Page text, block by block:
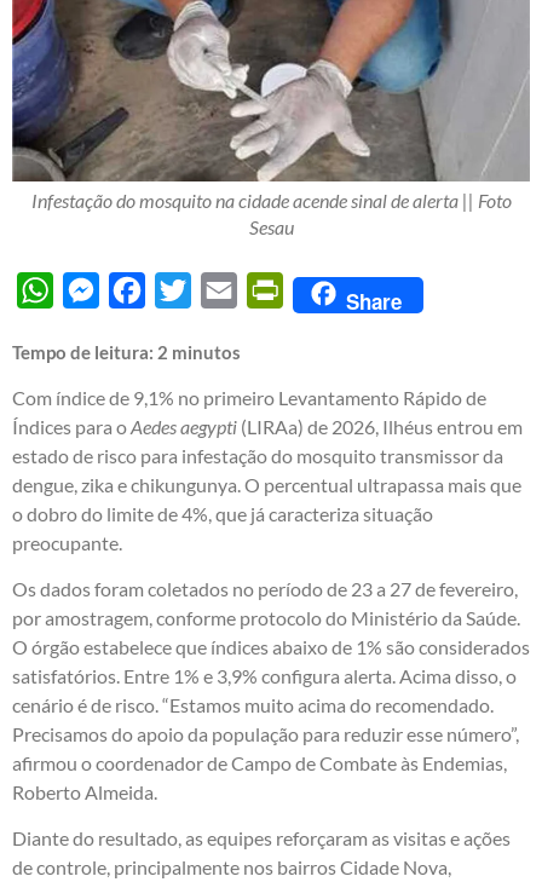
Infestação do mosquito na cidade acende sinal de alerta || Foto
Sesau
WhatsAppMessengerFacebook
Twitter Email PrintFriendly
Share
Tempo de leitura: 2 minutos
Com índice de 9,1% no primeiro Levantamento Rápido de
Índices para oAedes aegypti (LIRAa) de 2026, Ilhéus entrou em
estado de risco para infestação do mosquito transmissor da
dengue, zika e chikungunya. O percentual ultrapassa mais que
o dobro do limite de 4%, que já caracteriza situação
preocupante.
Os dados foram coletados no período de 23 a 27 de fevereiro,
por amostragem, conforme protocolo do Ministério da Saúde.
O órgão estabelece que índices abaixo de 1% são considerados
satisfatórios. Entre 1% e 3,9% configura alerta. Acima disso, o
cenário é de risco. “Estamos muito acima do recomendado.
Precisamos do apoio da população para reduzir esse número”,
afirmou o coordenador de Campo de Combate às Endemias,
Roberto Almeida.
Diante do resultado, as equipes reforçaram as visitas e ações
de controle, principalmente nos bairros Cidade Nova,